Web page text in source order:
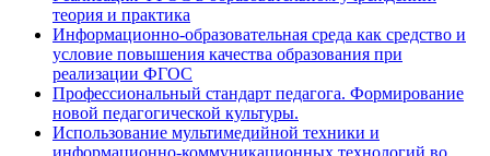
теория и практика
Информационно-образовательная среда как средство и
условие повышения качества образования при
реализации ФГОС
Профессиональный стандарт педагога. Формирование
новой педагогической культуры.
Использование мультимедийной техники и
информационно-коммуникационных технологий во